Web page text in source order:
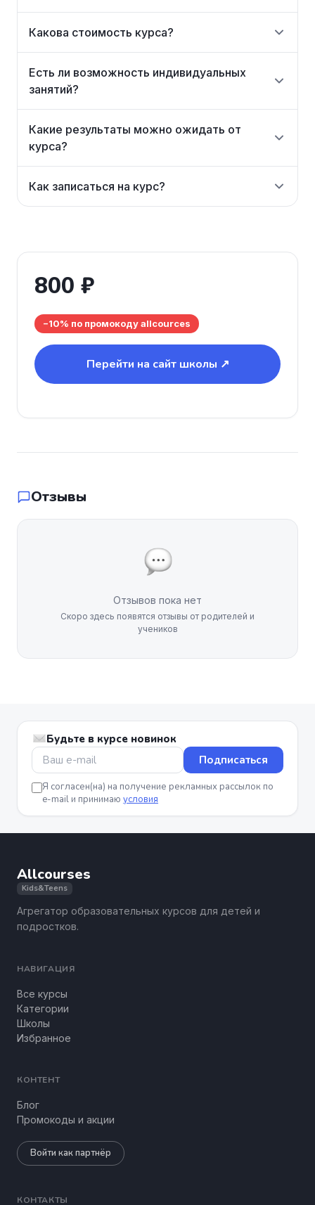
Какова стоимость курса?
Есть ли возможность индивидуальных
занятий?
Какие результаты можно ожидать от
курса?
Как записаться на курс?
800 ₽
−10% по промокоду allcources
Перейти на сайт школы ↗
Отзывы
Отзывов пока нет
Скоро здесь появятся отзывы от родителей и
учеников
Будьте в курсе новинок
Подписаться
Я согласен(на) на получение рекламных рассылок по
e-mail и принимаю условия
Allcourses
Kids&Teens
Агрегатор образовательных курсов для детей и
подростков.
НАВИГАЦИЯ
Все курсы
Категории
Школы
Избранное
КОНТЕНТ
Блог
Промокоды и акции
Войти как партнёр
КОНТАКТЫ